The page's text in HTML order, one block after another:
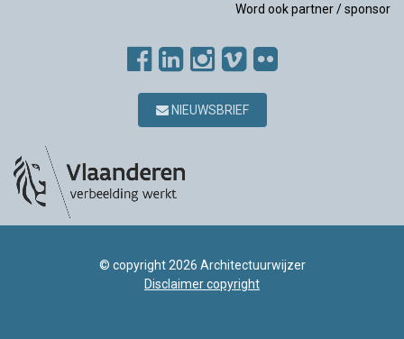
Word ook partner / sponsor
NIEUWSBRIEF
© copyright 2026 Architectuurwijzer
Disclaimer copyright